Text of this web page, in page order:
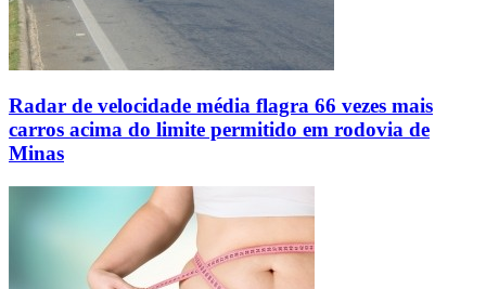
Radar de velocidade média flagra 66 vezes mais
carros acima do limite permitido em rodovia de
Minas